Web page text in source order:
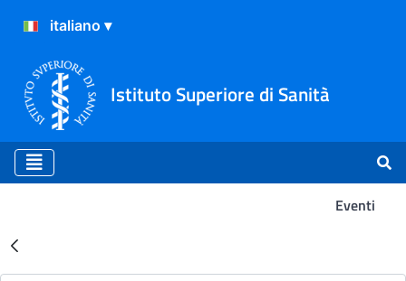
Istituto Superiore di Sanità
Eventi
Risultati della Ricerca -